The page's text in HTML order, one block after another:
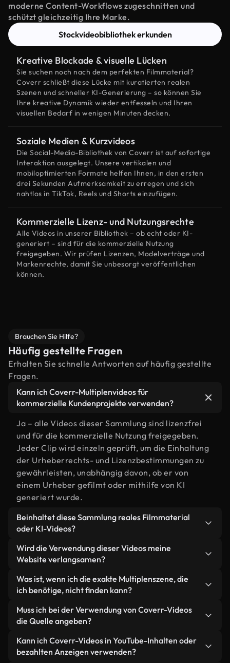
moderne Content-Workflows zugeschnitten und
schützt gleichzeitig Ihre Marke.
Stockvideobibliothek erkunden
Kreative Blockade & visuelle Lücken
Sie suchen noch nach dem perfekten Filmmaterial?
Coverr schließt diese Lücke mit kuratierten realen
Szenen und schneller KI-Generierung – so können Sie
Ihre kreative Dynamik wieder entfesseln und Ihren
visuellen Bedarf in wenigen Minuten decken.
Soziale Medien & Kurzvideos
Die Social-Media-Bibliothek von Coverr ist auf sofortige
Interaktion ausgelegt. Unsere vertikalen und
mobiloptimierten Formate helfen Ihnen, in den ersten
drei Sekunden Aufmerksamkeit zu erregen und sich
nahtlos in TikTok, Reels und Shorts einzufügen.
Kommerzielle Lizenz- und Nutzungsrechte
Alle Videos in unserer Bibliothek – ob echt oder KI-
generiert – sind für die kommerzielle Nutzung
freigegeben. Wir prüfen Lizenzen, Modelverträge und
Markenrechte, damit Sie unbesorgt veröffentlichen
können.
Brauchen Sie Hilfe?
Häufig gestellte Fragen
Erhalten Sie schnelle Antworten auf häufig gestellte
Fragen.
Kann ich Coverr-Multiplenvideos für
kommerzielle Kundenprojekte verwenden?
Ja – alle Videos dieser Sammlung sind lizenzfrei
und für die kommerzielle Nutzung freigegeben.
Jeder Clip wird einzeln geprüft, um die Einhaltung
der Urheberrechts- und Lizenzbestimmungen zu
gewährleisten, unabhängig davon, ob er von
einem Urheber gefilmt oder mithilfe von KI
generiert wurde.
Beinhaltet diese Sammlung reales Filmmaterial
oder KI-Videos?
Beides. Es handelt sich um eine Hybridbibliothek
aus realen, von Menschen aufgenommenen
generierten Videos. Jedes Video ist eindeutig
beschriftet, sodass Sie immer wissen, was Sie
verwenden.
Wird die Verwendung dieser Videos meine
Website verlangsamen?
Nicht, wenn Sie unsere optimierten Versionen
wählen. Wir bieten schlanke, webfähige Formate,
wurden – so bleibt die Qualität hoch, während
gleichzeitig die Ladezeiten minimiert und
Kennzahlen wie LCP verbessert werden.
Was ist, wenn ich die exakte Multiplenszene, die
ich benötige, nicht finden kann?
Mit Coverr AI Studio erstellen Sie im
Handumdrehen ein solches Video. Beschreiben Sie
Sonnenuntergang" – und das Studio generiert
innerhalb von Sekunden ein individuelles Video für
Muss ich bei der Verwendung von Coverr-Videos
die Quelle angeben?
Eine Namensnennung ist nicht erforderlich. Alle
Videos in unserer Stockbibliothek sind lizenzfrei
Kann ich Coverr-Videos in YouTube-Inhalten oder
bezahlten Anzeigen verwenden?